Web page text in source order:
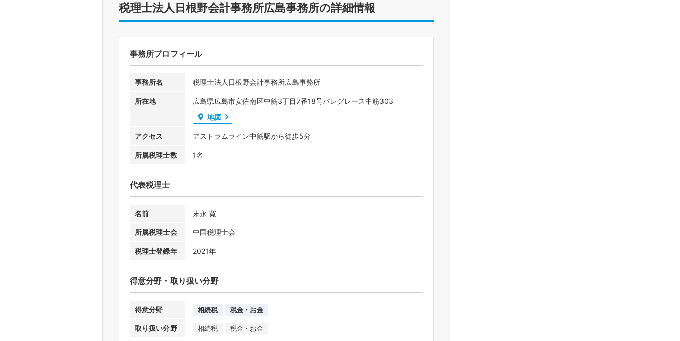
税理士法人日根野会計事務所広島事務所の詳細情報
事務所プロフィール
事務所名 税理士法人日根野会計事務所広島事務所
所在地
広島県広島市安佐南区中筋3丁目7番18号パレグレース中筋303
地図
アクセス アストラムライン中筋駅から徒歩5分
所属税理士数 1名
代表税理士
名前 末永 寛
所属税理士会 中国税理士会
税理士登録年 2021年
得意分野・取り扱い分野
得意分野 相続税 税金・お金
取り扱い分野 相続税 税金・お金